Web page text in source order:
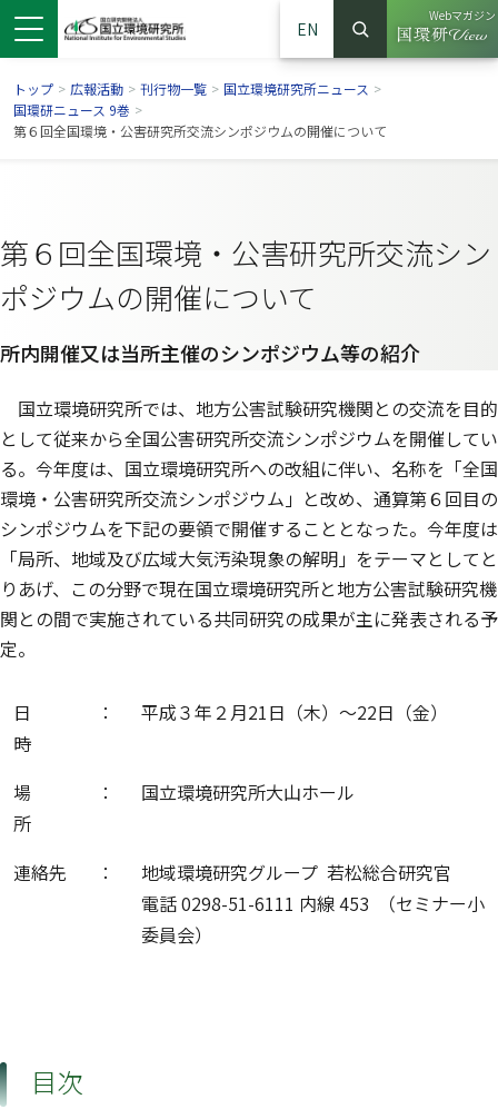
ドウで開きます）
ンドウで開きます）
ウインドウで開きます）
EN
サイト内検索
検索
Webマガジン
（別ウイ
トップ > 広報活動 > 刊行物一覧 > 国立環境研究所ニュース >
国環研ニュース 9巻 >
第６回全国環境・公害研究所交流シンポジウムの開催について
第６回全国環境・公害研究所交流シン
ポジウムの開催について
所内開催又は当所主催のシンポジウム等の紹介
国立環境研究所では、地方公害試験研究機関との交流を目的
として従来から全国公害研究所交流シンポジウムを開催してい
る。今年度は、国立環境研究所への改組に伴い、名称を「全国
環境・公害研究所交流シンポジウム」と改め、通算第６回目の
シンポジウムを下記の要領で開催することとなった。今年度は
「局所、地域及び広域大気汚染現象の解明」をテーマとしてと
りあげ、この分野で現在国立環境研究所と地方公害試験研究機
関との間で実施されている共同研究の成果が主に発表される予
定。
日
時
： 平成３年２月21日（木）〜22日（金）
場
所
： 国立環境研究所大山ホール
連絡先 ：
地域環境研究グループ 若松総合研究官
電話 0298-51-6111 内線 453 （セミナー小
委員会）
目次